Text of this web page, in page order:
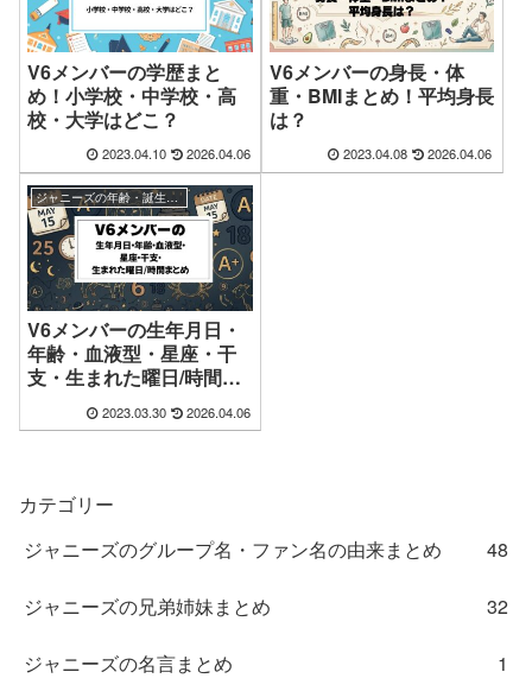
V6メンバーの学歴まと
め！小学校・中学校・高
校・大学はどこ？
2023.04.10 2026.04.06
V6メンバーの身長・体
重・BMIまとめ！平均身長
は？
2023.04.08 2026.04.06
ジャニーズの年齢・誕生日まとめ
V6メンバーの生年月日・
年齢・血液型・星座・干
支・生まれた曜日/時間ま
2023.03.30 2026.04.06
カテゴリー
ジャニーズのグループ名・ファン名の由来まとめ
48
ジャニーズの兄弟姉妹まとめ 32
ジャニーズの名言まとめ 1